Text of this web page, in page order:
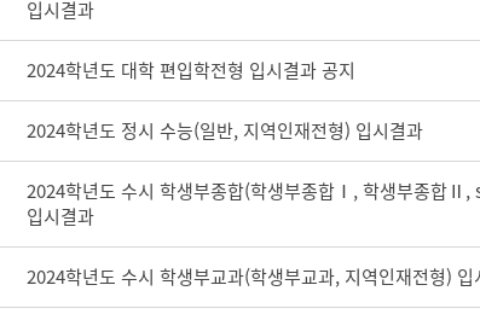
입시결과
2024학년도 대학 편입학전형 입시결과 공지
2024학년도 정시 수능(일반, 지역인재전형) 입시결과다운로드
2024학년도 수시 학생부종합(학생부종합Ⅰ, 학생부종합Ⅱ,
입시결과
2024학년도 수시 학생부교과(학생부교과, 지역인재전형) 입
다운로드